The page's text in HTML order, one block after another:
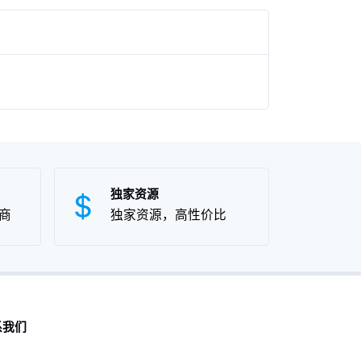
独家资源
独家资源，高性价比
们